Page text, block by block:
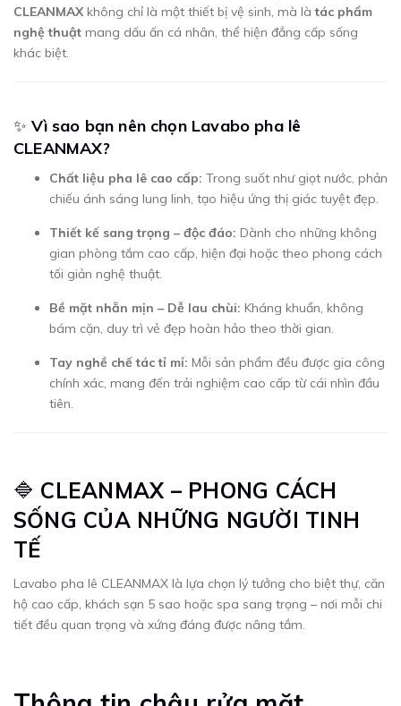
CLEANMAXkhông chỉ là một thiết bị vệ sinh, mà làtác phẩm
nghệ thuật mang dấu ấn cá nhân, thể hiện đẳng cấp sống
khác biệt.
✨Vì sao bạn nên chọn Lavabo pha lê
CLEANMAX?
Chất liệu pha lê cao cấp: Trong suốt như giọt nước, phản
chiếu ánh sáng lung linh, tạo hiệu ứng thị giác tuyệt đẹp.
Thiết kế sang trọng – độc đáo: Dành cho những không
gian phòng tắm cao cấp, hiện đại hoặc theo phong cách
tối giản nghệ thuật.
Bề mặt nhẵn mịn – Dễ lau chùi: Kháng khuẩn, không
bám cặn, duy trì vẻ đẹp hoàn hảo theo thời gian.
Tay nghề chế tác tỉ mỉ: Mỗi sản phẩm đều được gia công
chính xác, mang đến trải nghiệm cao cấp từ cái nhìn đầu
tiên.
🔷 CLEANMAX – PHONG CÁCH
SỐNG CỦA NHỮNG NGƯỜI TINH
TẾ
Lavabo pha lê CLEANMAX là lựa chọn lý tưởng cho biệt thự, căn
hộ cao cấp, khách sạn 5 sao hoặc spa sang trọng – nơi mỗi chi
tiết đều quan trọng và xứng đáng được nâng tầm.